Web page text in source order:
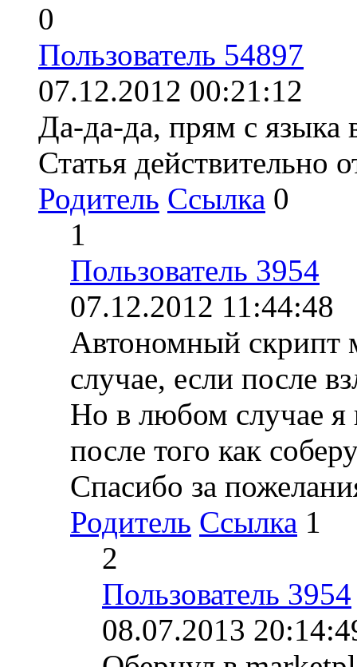
0
Пользователь 54897
07.12.2012 00:21:12
Да-да-да, прям с
Статья действительно
Родитель Ссылка 0
1
Пользователь 3954
07.12.2012 11:44:48
Автономный скрипт
случае, если после
Но в любом случае я
после того как
Спасибо за
Родитель Ссылка 1
2
Пользователь 3954
08.07.2013